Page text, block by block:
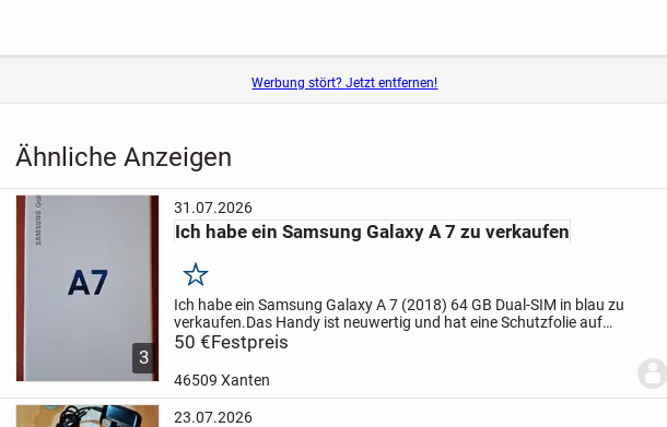
Werbung stört? Jetzt entfernen!
Ähnliche Anzeigen
3
31.07.2026
Ich habe ein Samsung Galaxy A 7 zu verkaufen
Merken
Ich habe ein Samsung Galaxy A 7 (2018) 64 GB Dual-SIM in blau zu
verkaufen.Das Handy ist neuwertig und hat eine Schutzfolie auf
dem Display.Nur an Selbstabholer abzugeben.
50 €Festpreis
46509 Xanten
23.07.2026